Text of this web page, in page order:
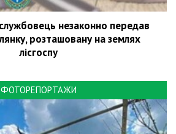
незаконно передав
розташовану на землях
лісгоспу
ФОТОРЕПОРТАЖИ